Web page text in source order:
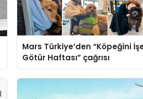
Mars Türkiye’den “Köpeğini
Götür Haftası” çağrısı